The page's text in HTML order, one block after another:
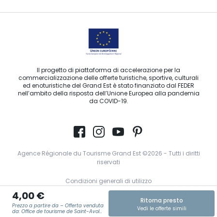
4,00 €
Prezzo a partire da – Offerta venduta
da: Office de tourisme de Saint-Avold
Ritorna presto
Vedi le offerte simili
Il progetto di piattaforma di accelerazione per la
commercializzazione delle offerte turistiche, sportive, culturali
ed enoturistiche del Grand Est è stato finanziato dal FEDER
nell’ambito della risposta dell’Unione Europea alla pandemia
da COVID-19.
Agence Régionale du Tourisme Grand Est ©2026 - Tutti i diritti
riservati
Condizioni generali di utilizzo
Informativa sulla privacy